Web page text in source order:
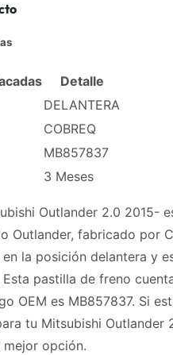
Detalle
DELANTERA
COBREQ
MB857837
3 Meses
Outlander 2.0 2015-
Outlander, fabricado por
la posición delantera y
pastilla de freno
OEM es MB857837. Si
tu Mitsubishi Outlander
opción.